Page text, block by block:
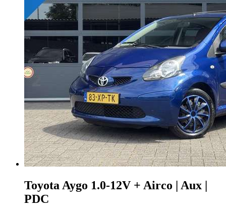
Toyota Aygo 1.0-12V + Airco | Aux |
PDC